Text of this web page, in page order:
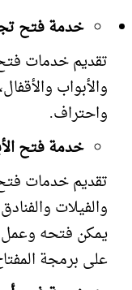
خدمة فتح
تقديم خدمات
والأبواب
واحتراف.
خدمة فتح
تقديم خدمات
والفيلات
يمكن فتحه وعمل
على برمجة